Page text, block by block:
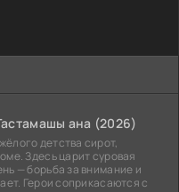
ана (2026)
детства сирот,
Здесь царит суровая
— борьба за внимание и
Герои соприкасаются с